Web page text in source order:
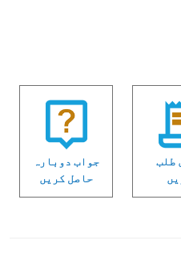
طلب
جواب دوبارہ
حاصل کریں